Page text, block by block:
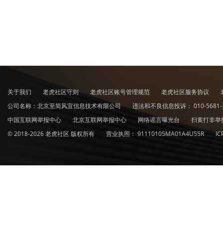
关于我们 老虎社区守则 老虎社区账号管理规范 老虎社区服务协议
公司名称：北京至简风宜信息技术有限公司
违法和不良信息投诉： 010-
中国互联网举报中心
北京互联网举报中心 网络谣言曝光台
扫黄打非
© 2018-2026 老虎社区 版权所有
营业执照： 91110105MA01A4U55R